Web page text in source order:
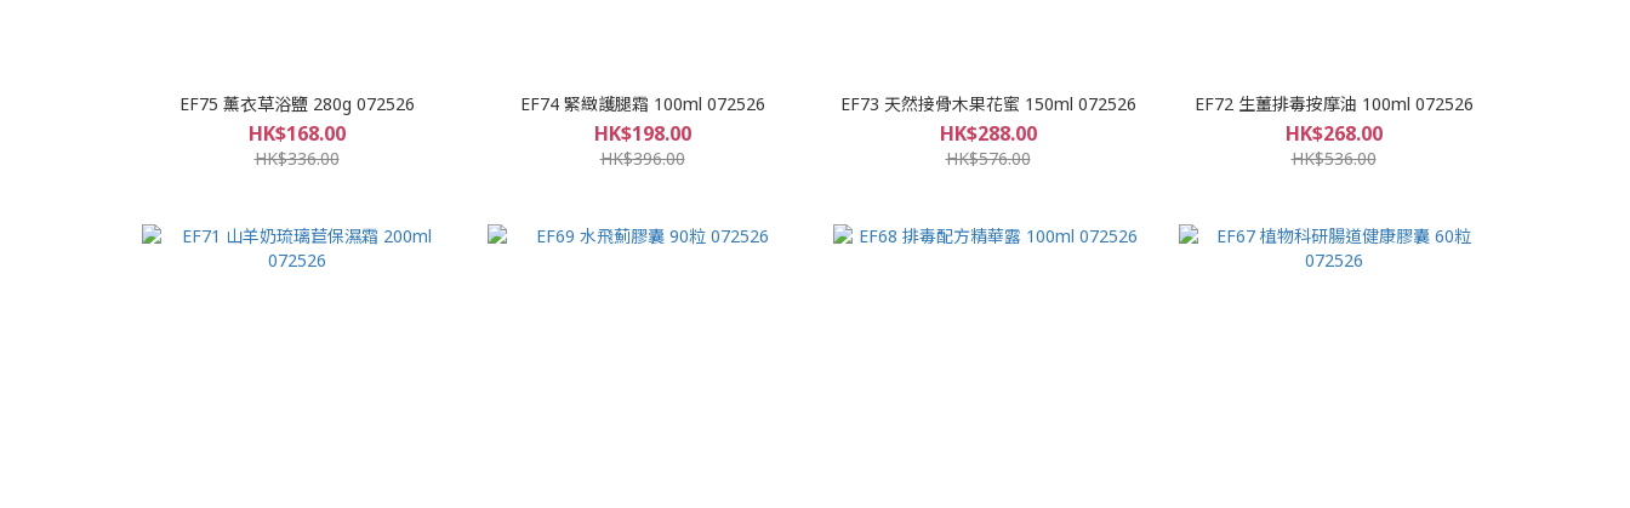
EF75 薰衣草浴鹽 280g 072526
HK$168.00
HK$336.00
EF74 緊緻護腿霜 100ml 072526
HK$198.00
HK$396.00
EF73 天然接骨木果花蜜 150ml 072526
HK$288.00
HK$576.00
EF72 生薑排毒按摩油 100ml 072526
HK$268.00
HK$536.00